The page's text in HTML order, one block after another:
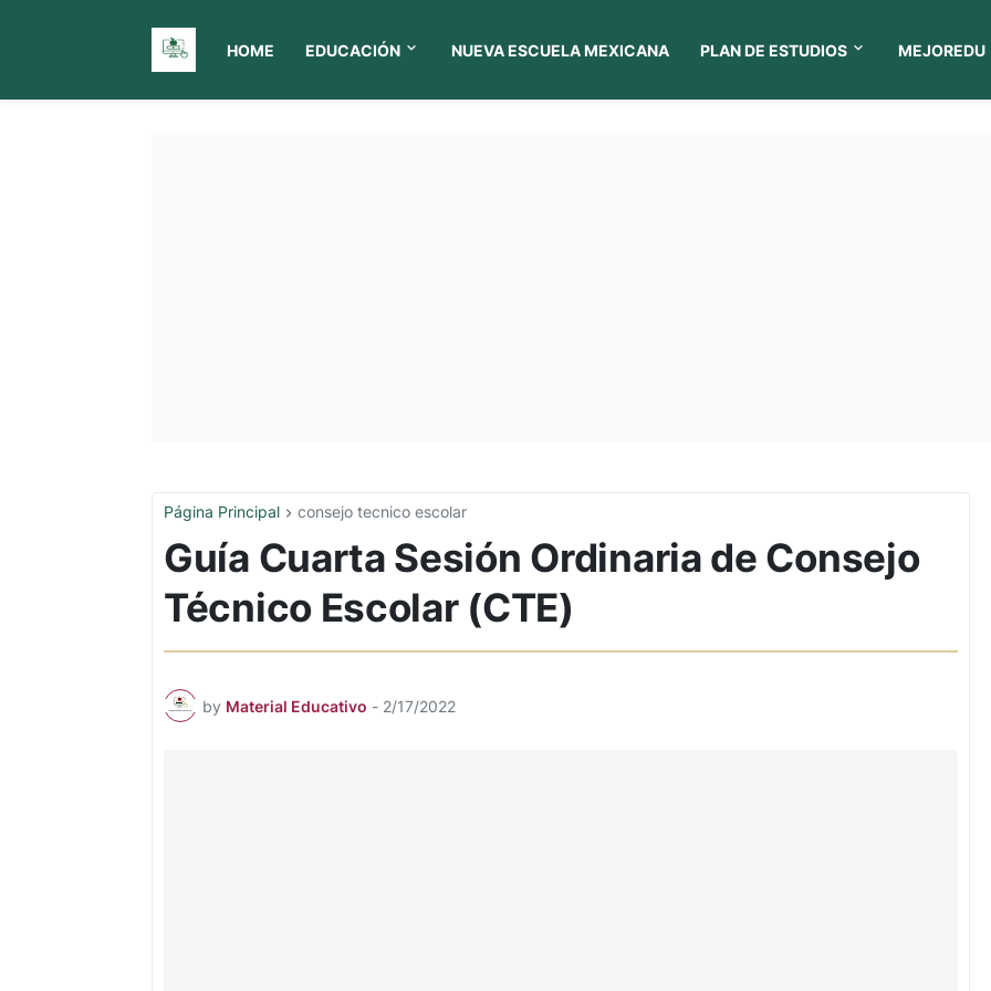
HOME EDUCACIÓN NUEVA ESCUELA MEXICANA PLAN DE ESTUDIOS MEJOREDU
Página Principal consejo tecnico escolar
Guía Cuarta Sesión Ordinaria de Consejo
Técnico Escolar (CTE)
by Material Educativo - 2/17/2022